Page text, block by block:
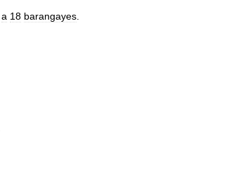
a 18 barangayes